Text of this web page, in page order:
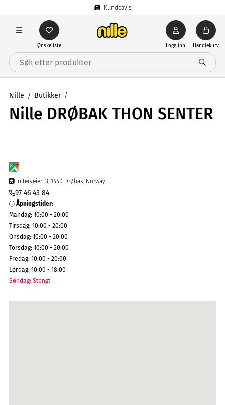
Kundeavis
Ønskeliste Logg inn Handlekurv
Nille Butikker
Nille DRØBAK THON SENTER
Holterveien 3, 1440 Drøbak, Norway
97 46 43 84
Åpningstider:
Mandag: 10:00 - 20:00
Tirsdag: 10:00 - 20:00
Onsdag: 10:00 - 20:00
Torsdag: 10:00 - 20:00
Fredag: 10:00 - 20:00
Lørdag: 10:00 - 18:00
Søndag: Stengt